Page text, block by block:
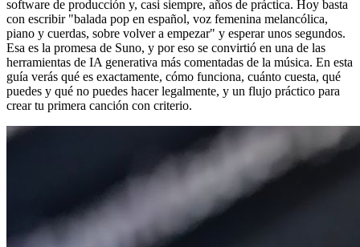
software de producción y, casi siempre, años de práctica. Hoy basta
con escribir "balada pop en español, voz femenina melancólica,
piano y cuerdas, sobre volver a empezar" y esperar unos segundos.
Esa es la promesa de Suno, y por eso se convirtió en una de las
herramientas de IA generativa más comentadas de la música. En esta
guía verás qué es exactamente, cómo funciona, cuánto cuesta, qué
puedes y qué no puedes hacer legalmente, y un flujo práctico para
crear tu primera canción con criterio.